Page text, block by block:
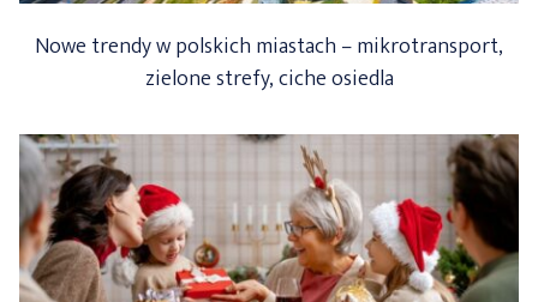
Nowe trendy w polskich miastach – mikrotransport,
zielone strefy, ciche osiedla